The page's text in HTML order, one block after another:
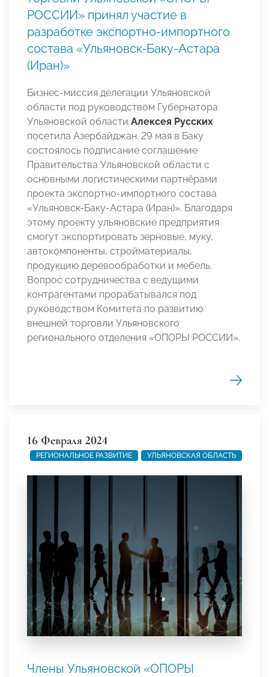
РОССИИ» принял участие в
разработке экспортно-импортного
состава «Ульяновск-Баку-Астара
(Иран)»
Бизнес-миссия делегации Ульяновской
области под руководством Губернатора
Ульяновской области Алексея Русских
посетила Азербайджан. 29 мая в Баку
состоялось подписание соглашение
Правительства Ульяновской области с
основными логистическими партнёрами
проекта экспортно-импортного состава
«Ульяновск-Баку-Астара (Иран)». Благодаря
этому проекту ульяновские предприятия
смогут экспортировать зерновые, муку,
автокомпоненты, стройматериалы,
продукцию деревообработки и мебель.
Вопрос сотрудничества с ведущими
контрагентами прорабатывался под
руководством Комитета по развитию
внешней торговли Ульяновского
регионального отделения «ОПОРЫ РОССИИ».
16 Февраля 2024
РЕГИОНАЛЬНОЕ РАЗВИТИЕ УЛЬЯНОВСКАЯ ОБЛАСТЬ
Члены Ульяновской «ОПОРЫ